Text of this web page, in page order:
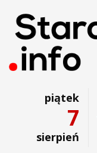
piątek
7
sierpień